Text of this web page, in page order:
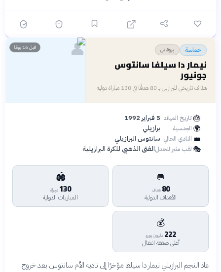
حماسة بروفايل
نيمار دا سيلفا سانتوس
جونيور
هدّاف تاريخي للبرازيل بـ 80 هدفًا في 130 مباراة دولية
قبل 16 يومًا 👤
🎂تاريخ الميلاد 5 فبراير 1992
🌍 الجنسية برازيلي
💼 النادي الحالي سانتوس البرازيلي
🎭 لقب مثير للجدلالفتى الذهبي للكرة البرازيلية
🥅
80 هدف
الأهداف الدولية
🏟️
130 مباراة
المباريات الدولية
💰
222 مليون يورو
أغلى صفقة انتقال
عاد النجم البرازيلي نيمار دا سيلفا مؤخرًا إلى ناديه الأم سانتوس بعد خروج